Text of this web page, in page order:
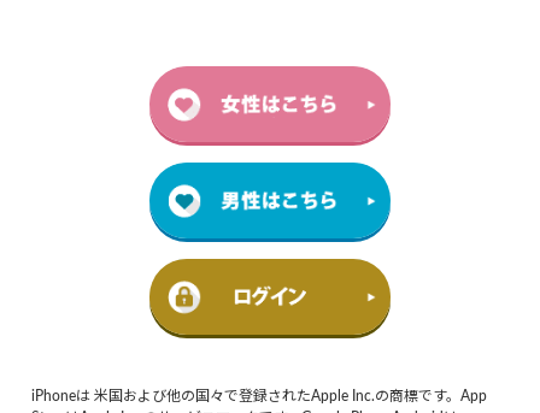
iPhoneは 米国および他の国々で登録されたApple Inc.の商標です。App